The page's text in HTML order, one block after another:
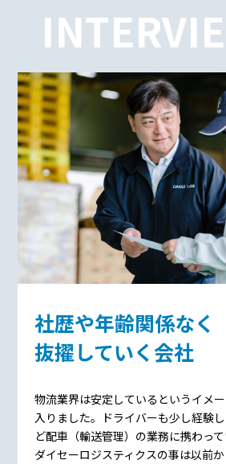
社歴や年齢関係なく
抜擢していく会社
物流業界は安定しているというイメ
入りました。ドライバーも少し経験
ど配車（輸送管理）の業務に携わって
ダイセーロジスティクスの事は以前